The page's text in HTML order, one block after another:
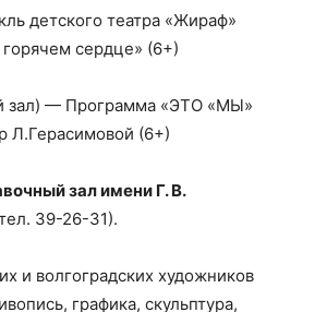
детского театра «Жираф»
горячем сердце» (6+)
зал) — Программа «ЭТО «МЫ»
Л.Герасимовой (6+)
зал имени Г. В.
39-26-31).
и волгоградских художников
графика, скульптура,